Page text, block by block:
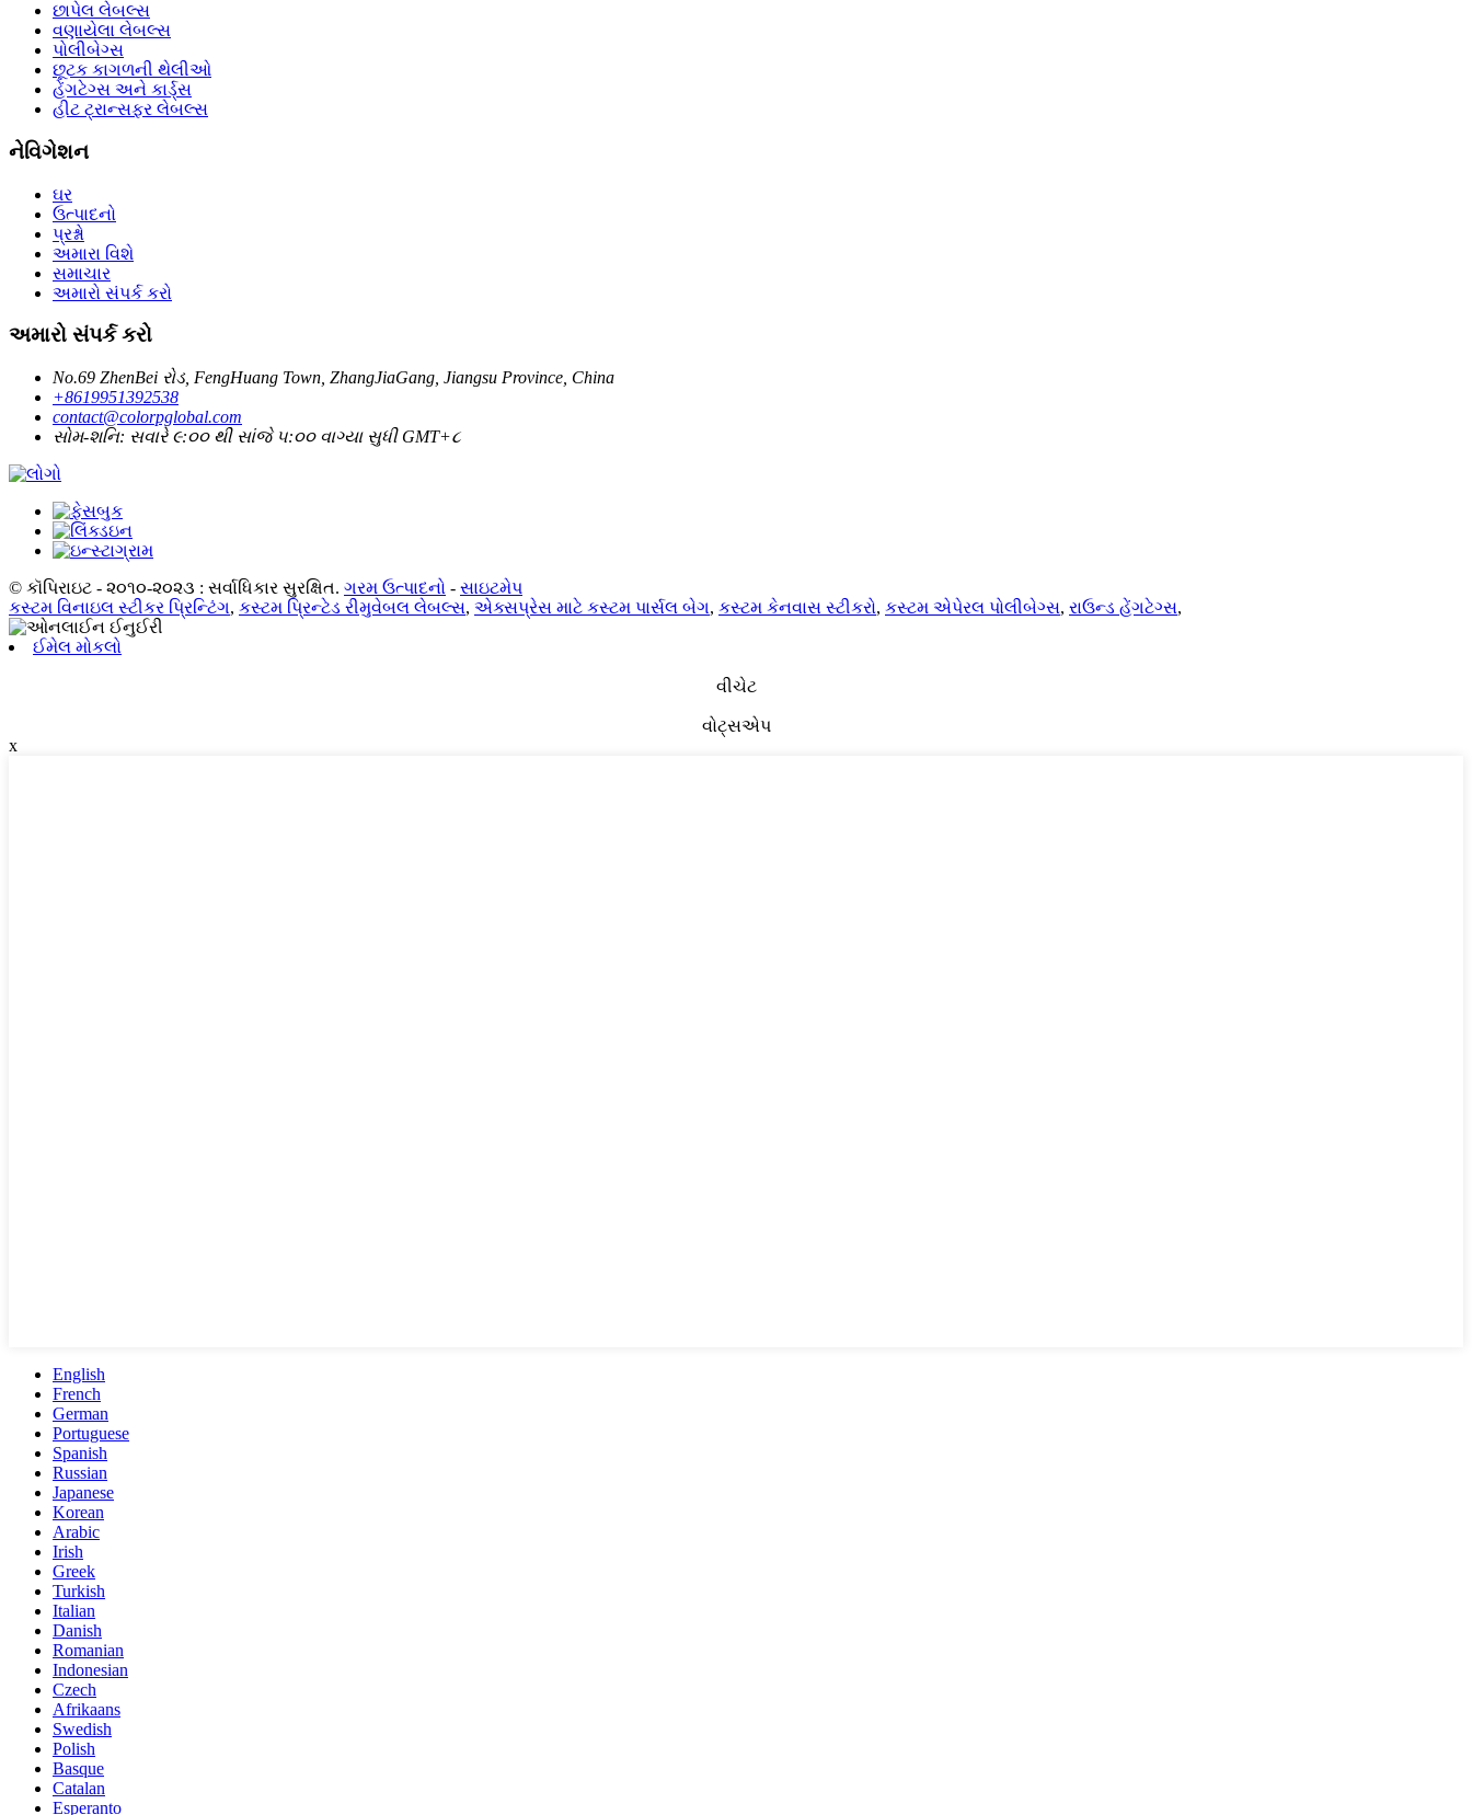
છાપેલ લેબલ્સ
વણાયેલા લેબલ્સ
પોલીબેગ્સ
છૂટક કાગળની થેલીઓ
હેંગટેગ્સ અને કાર્ડ્સ
હીટ ટ્રાન્સફર લેબલ્સ
નેવિગેશન
ઘર
ઉત્પાદનો
પ્રશ્નો
અમારા વિશે
સમાચાર
અમારો સંપર્ક કરો
અમારો સંપર્ક કરો
No.69 ZhenBei રોડ, FengHuang Town, ZhangJiaGang, Jiangsu Province, China
+8619951392538
contact@colorpglobal.com
સોમ-શનિ: સવારે ૯:૦૦ થી સાંજે ૫:૦૦ વાગ્યા સુધી GMT+૮
© કૉપિરાઇટ - ૨૦૧૦-૨૦૨૩ : સર્વાધિકાર સુરક્ષિત. ગરમ ઉત્પાદનો - સાઇટમેપ
કસ્ટમ વિનાઇલ સ્ટીકર પ્રિન્ટિંગ, કસ્ટમ પ્રિન્ટેડ રીમુવેબલ લેબલ્સ, એક્સપ્રેસ માટે કસ્ટમ પાર્સલ બેગ, કસ્ટમ કેનવાસ સ્ટીકરો, કસ્ટમ એપેરલ પોલીબેગ્સ, રાઉન્ડ હેંગટેગ્સ,
ઈમેલ મોકલો
વીચેટ
વોટ્સએપ
x
English
French
German
Portuguese
Spanish
Russian
Japanese
Korean
Arabic
Irish
Greek
Turkish
Italian
Danish
Romanian
Indonesian
Czech
Afrikaans
Swedish
Polish
Basque
Catalan
Esperanto